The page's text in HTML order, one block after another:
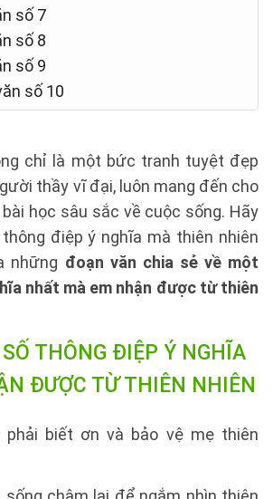
số 7
số 8
số 9
số 10
chỉ là một bức tranh tuyệt đẹp
thầy vĩ đại, luôn mang đến cho
học sâu sắc về cuộc sống. Hãy
điệp ý nghĩa mà thiên nhiên
những đoạn văn chia sẻ về một
nhất mà em nhận được từ thiên
THÔNG ĐIỆP Ý NGHĨA
ĐƯỢC TỪ THIÊN NHIÊN
phải biết ơn và bảo vệ mẹ thiên